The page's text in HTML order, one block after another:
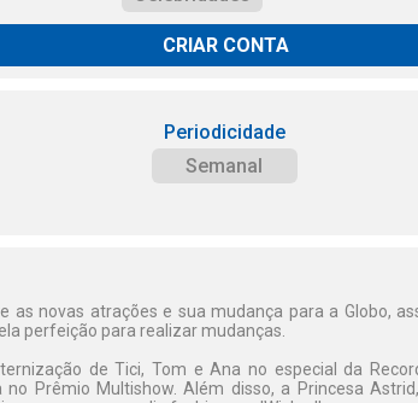
CRIAR CONTA
Periodicidade
Semanal
as novas atrações e sua mudança para a Globo,
perfeição para realizar mudanças.
de Tici, Tom e Ana no especial da
no Prêmio Multishow. Além disso, a Princesa